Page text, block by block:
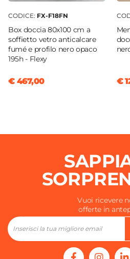
CODICE: FX-F18FN
Box doccia 80x100 cm a
soffietto vetro anticalcare
fumé e profilo nero opaco
195h - Flexy
€ 467,00 €
Vuoi ricevere
offerte in